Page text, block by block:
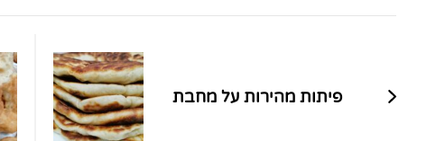
פיתות מהירות על מחבת